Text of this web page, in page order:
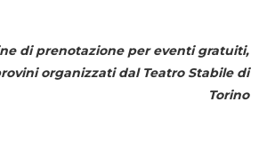
di prenotazione per eventi gratuiti,
organizzati dal Teatro Stabile di
Torino